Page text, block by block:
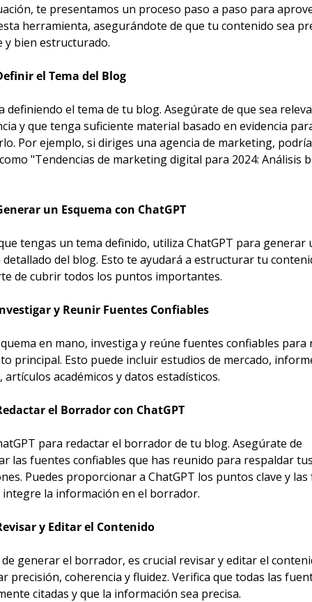
te presentamos un proceso paso a paso para
herramienta, asegurándote de que tu contenido sea
y bien estructurado.
el Tema del Blog
definiendo el tema de tu blog. Asegúrate de que sea
y que tenga suficiente material basado en evidencia
Por ejemplo, si diriges una agencia de marketing,
"Tendencias de marketing digital para 2024: Análisis
un Esquema con ChatGPT
tengas un tema definido, utiliza ChatGPT para generar
detallado del blog. Esto te ayudará a estructurar tu
de cubrir todos los puntos importantes.
y Reunir Fuentes Confiables
en mano, investiga y reúne fuentes confiables para
principal. Esto puede incluir estudios de mercado,
académicos y datos estadísticos.
el Borrador con ChatGPT
para redactar el borrador de tu blog. Asegúrate de
las fuentes confiables que has reunido para respaldar
Puedes proporcionar a ChatGPT los puntos clave y
la información en el borrador.
y Editar el Contenido
generar el borrador, es crucial revisar y editar el
precisión, coherencia y fluidez. Verifica que todas las
citadas y que la información sea precisa.